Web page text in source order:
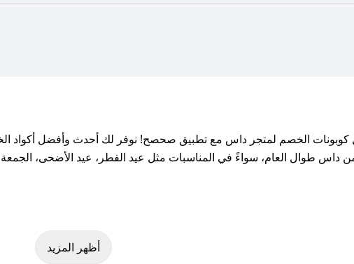
الخصم لمتجر داس مع تطبيق صحصح! نوفر لك أحدث وأفضل أكواد
طوال العام، سواءً في المناسبات مثل عيد الفطر، عيد الأضحى، الجمعة
تطبيق صحصح، يمكنك العثور بسهولة على كود خصم داس. وفي حال عدم توفر
أظهر المزيد